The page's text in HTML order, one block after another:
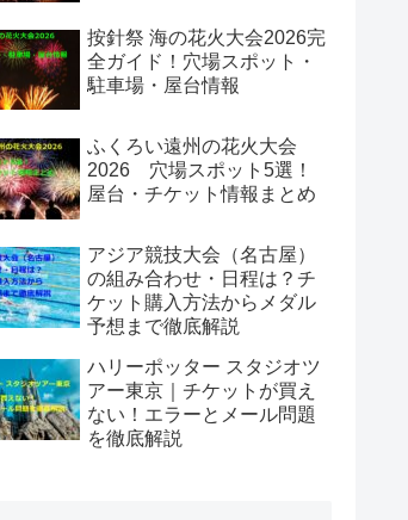
按針祭 海の花火大会2026完
全ガイド！穴場スポット・
駐車場・屋台情報
ふくろい遠州の花火大会
2026 穴場スポット5選！
屋台・チケット情報まとめ
アジア競技大会（名古屋）
の組み合わせ・日程は？チ
ケット購入方法からメダル
予想まで徹底解説
ハリーポッター スタジオツ
アー東京｜チケットが買え
ない！エラーとメール問題
を徹底解説